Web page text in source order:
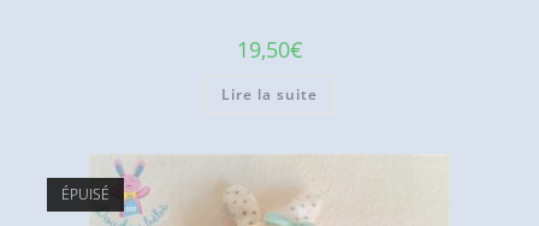
19,50€
Lire la suite
ÉPUISÉ